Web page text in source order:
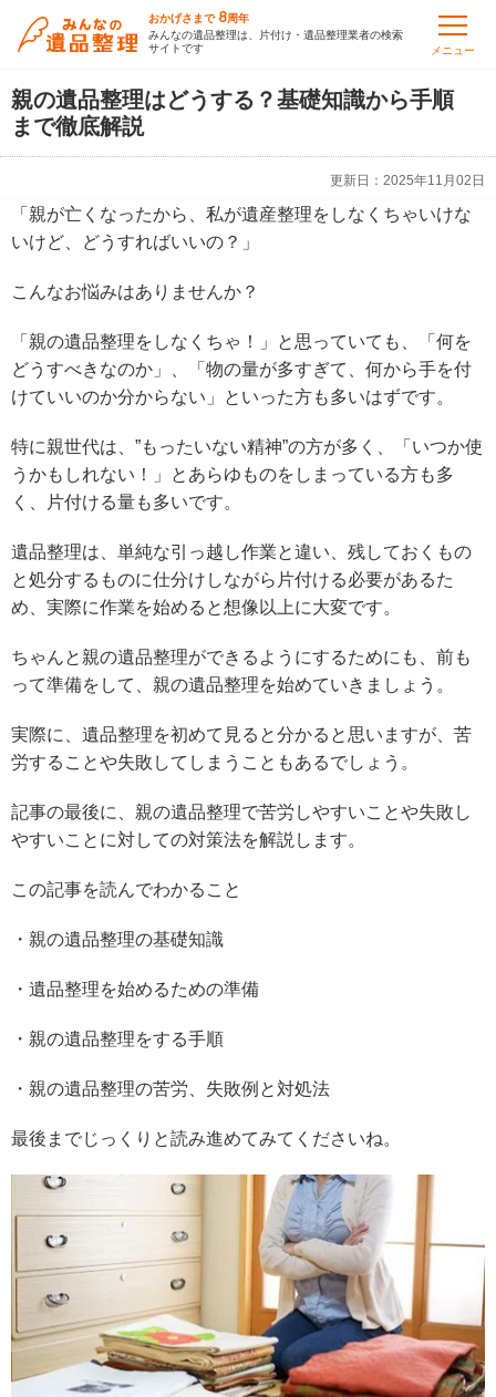
おかげさまで 8周年
みんなの遺品整理は、片付け・遺品整理業者の検索
サイトです
メニュー
親の遺品整理はどうする？基礎知識から手順
まで徹底解説
更新日： 2025年11月02日
「親が亡くなったから、私が遺産整理をしなくちゃいけな
いけど、どうすればいいの？」
こんなお悩みはありませんか？
「親の遺品整理をしなくちゃ！」と思っていても、「何を
どうすべきなのか」、「物の量が多すぎて、何から手を付
けていいのか分からない」といった方も多いはずです。
特に親世代は、”もったいない精神”の方が多く、「いつか使
うかもしれない！」とあらゆものをしまっている方も多
く、片付ける量も多いです。
遺品整理は、単純な引っ越し作業と違い、残しておくもの
と処分するものに仕分けしながら片付ける必要があるた
め、実際に作業を始めると想像以上に大変です。
ちゃんと親の遺品整理ができるようにするためにも、前も
って準備をして、親の遺品整理を始めていきましょう。
実際に、遺品整理を初めて見ると分かると思いますが、苦
労することや失敗してしまうこともあるでしょう。
記事の最後に、親の遺品整理で苦労しやすいことや失敗し
やすいことに対しての対策法を解説します。
この記事を読んでわかること
・親の遺品整理の基礎知識
・遺品整理を始めるための準備
・親の遺品整理をする手順
・親の遺品整理の苦労、失敗例と対処法
最後までじっくりと読み進めてみてくださいね。